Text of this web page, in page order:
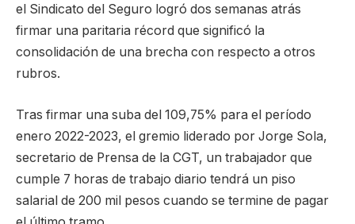
el Sindicato del Seguro logró dos semanas atrás
firmar una paritaria récord que significó la
consolidación de una brecha con respecto a otros
rubros.
Tras firmar una suba del 109,75% para el período
enero 2022-2023, el gremio liderado por Jorge Sola,
secretario de Prensa de la CGT, un trabajador que
cumple 7 horas de trabajo diario tendrá un piso
salarial de 200 mil pesos cuando se termine de pagar